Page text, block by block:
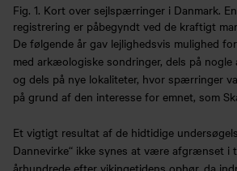
Fig. 1. Kort over sejlspærringer i Danmark.
registrering er påbegyndt ved de kraftigt
De følgende år gav lejlighedsvis mulighed
med arkæologiske sondringer, dels på
og dels på nye lokaliteter, hvor spærringer
på grund af den interesse for emnet, som
Et vigtigt resultat af de hidtidige
Dannevirke“ ikke synes at være afgrænset i